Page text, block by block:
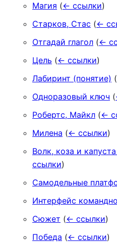
Магия (← ссылки)
Старков, Стас (←
Отгадай глагол (←
Цель (← ссылки)
Лабиринт (понятие) (
Одноразовый ключ (
Робертс, Майкл (←
Милена (← ссылки)
Волк, коза и
ссылки)
Самодельные
Интерфейс
Сюжет (← ссылки)
Победа (← ссылки)